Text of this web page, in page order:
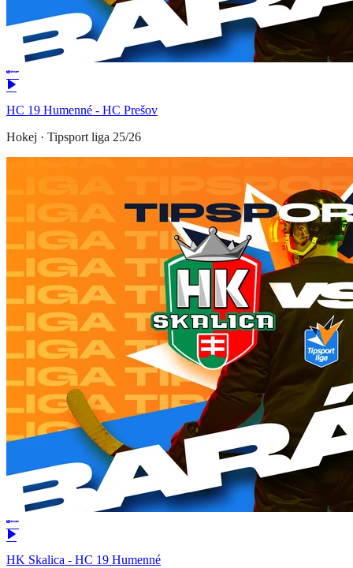
HC 19 Humenné - HC Prešov
Hokej · Tipsport liga 25/26
HK Skalica - HC 19 Humenné